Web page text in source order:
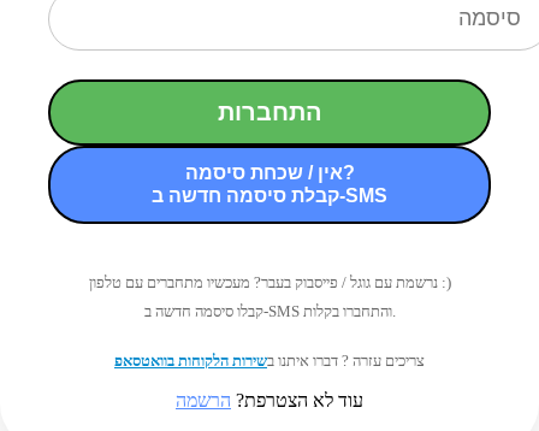
התחברות
אין / שכחת סיסמה?
קבלת סיסמה חדשה ב-SMS
נרשמת עם גוגל / פייסבוק בעבר? מעכשיו מתחברים עם טלפון :)
קבלו סיסמה חדשה ב-SMS והתחברו בקלות.
צריכים עזרה ? דברו איתנו בשירות הלקוחות בוואטסאפ
עוד לא הצטרפת? הרשמה